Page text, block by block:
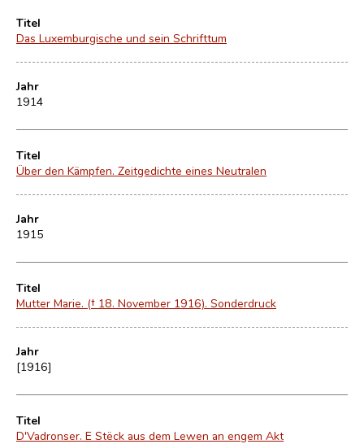
Titel
Das Luxemburgische und sein Schrifttum
Jahr
1914
Titel
Über den Kämpfen. Zeitgedichte eines Neutralen
Jahr
1915
Titel
Mutter Marie. († 18. November 1916). Sonderdruck
Jahr
[1916]
Titel
D'Vadronser. E Stëck aus dem Lewen an engem Akt